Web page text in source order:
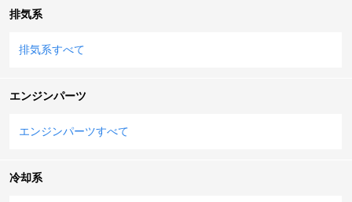
排気系
排気系すべて
エンジンパーツ
エンジンパーツすべて
冷却系